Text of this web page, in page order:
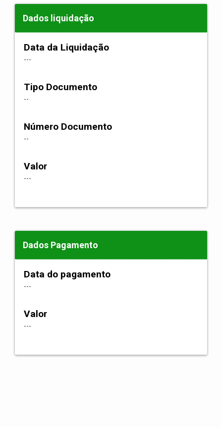
Dados liquidação
Data da Liquidação
---
Tipo Documento
--
Número Documento
--
Valor
---
Dados Pagamento
Data do pagamento
---
Valor
---